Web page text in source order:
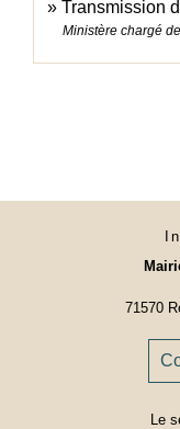
Transmission
Ministère chargé
71570
Le